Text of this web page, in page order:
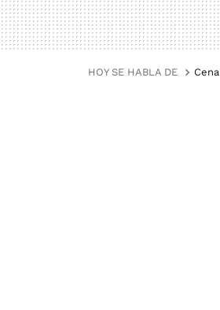
HOY SE HABLA DE Cena